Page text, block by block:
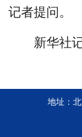
记者提问。
新华社
地址：